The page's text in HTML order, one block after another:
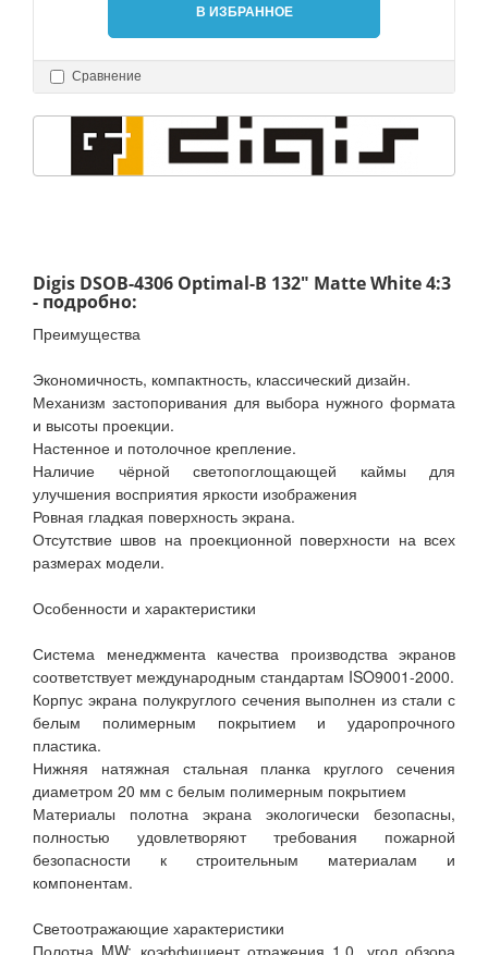
В ИЗБРАННОЕ
Сравнение
Digis DSOB-4306 Optimal-B 132" Matte White 4:3
- подробно:
Преимущества
Экономичность, компактность, классический дизайн.
Механизм застопоривания для выбора нужного формата
и высоты проекции.
Настенное и потолочное крепление.
Наличие чёрной светопоглощающей каймы для
улучшения восприятия яркости изображения
Ровная гладкая поверхность экрана.
Отсутствие швов на проекционной поверхности на всех
размерах модели.
Особенности и характеристики
Система менеджмента качества производства экранов
соответствует международным стандартам ISO9001-2000.
Корпус экрана полукруглого сечения выполнен из стали с
белым полимерным покрытием и ударопрочного
пластика.
Нижняя натяжная стальная планка круглого сечения
диаметром 20 мм с белым полимерным покрытием
Материалы полотна экрана экологически безопасны,
полностью удовлетворяют требования пожарной
безопасности к строительным материалам и
компонентам.
Светоотражающие характеристики